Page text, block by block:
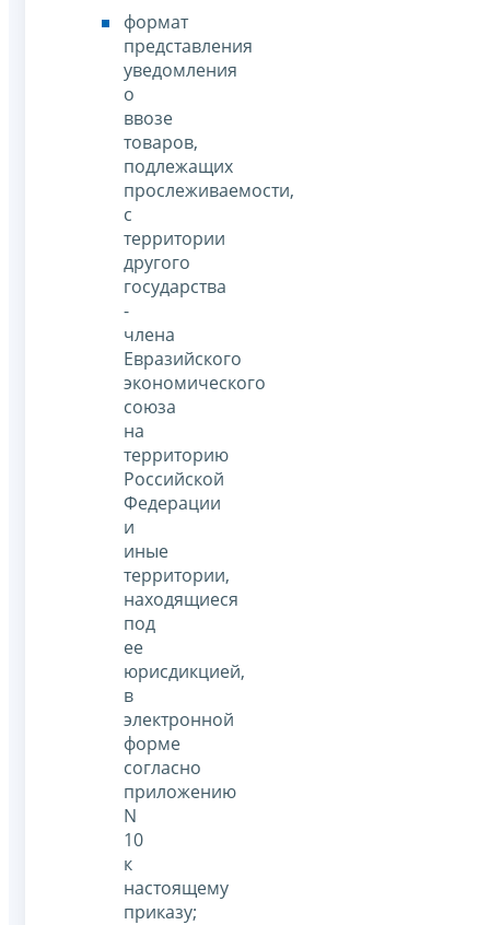
формат
представления
уведомления
о
ввозе
товаров,
подлежащих
прослеживаемости,
с
территории
другого
государства
-
члена
Евразийского
экономического
союза
на
территорию
Российской
Федерации
и
иные
территории,
находящиеся
под
ее
юрисдикцией,
в
электронной
форме
согласно
приложению
N
10
к
настоящему
приказу;